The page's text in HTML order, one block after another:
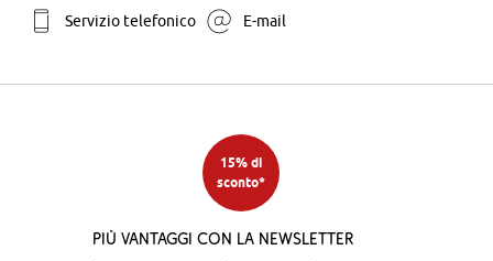
Servizio telefonico E-mail
15% di
sconto*
Più vantaggi con la newsletter